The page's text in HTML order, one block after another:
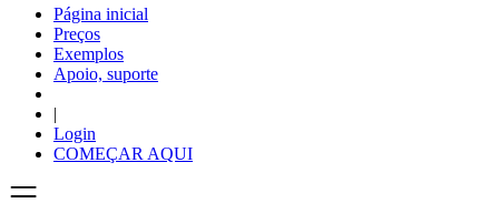
Página inicial
Preços
Exemplos
Apoio, suporte
|
Login
COMEÇAR AQUI